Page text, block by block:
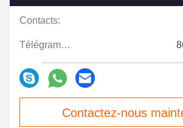
Contacts:
Télégramme:
Contactez-nous